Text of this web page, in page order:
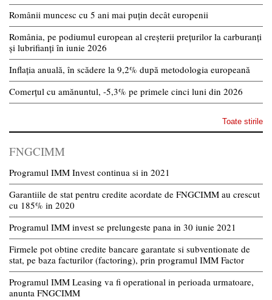
Românii muncesc cu 5 ani mai puțin decât europenii
România, pe podiumul european al creșterii prețurilor la carburanți
și lubrifianți în iunie 2026
Inflația anuală, în scădere la 9,2% după metodologia europeană
Comerțul cu amănuntul, -5,3% pe primele cinci luni din 2026
Toate stirile
FNGCIMM
Programul IMM Invest continua si in 2021
Garantiile de stat pentru credite acordate de FNGCIMM au crescut
cu 185% in 2020
Programul IMM invest se prelungeste pana in 30 iunie 2021
Firmele pot obtine credite bancare garantate si subventionate de
stat, pe baza facturilor (factoring), prin programul IMM Factor
Programul IMM Leasing va fi operational in perioada urmatoare,
anunta FNGCIMM